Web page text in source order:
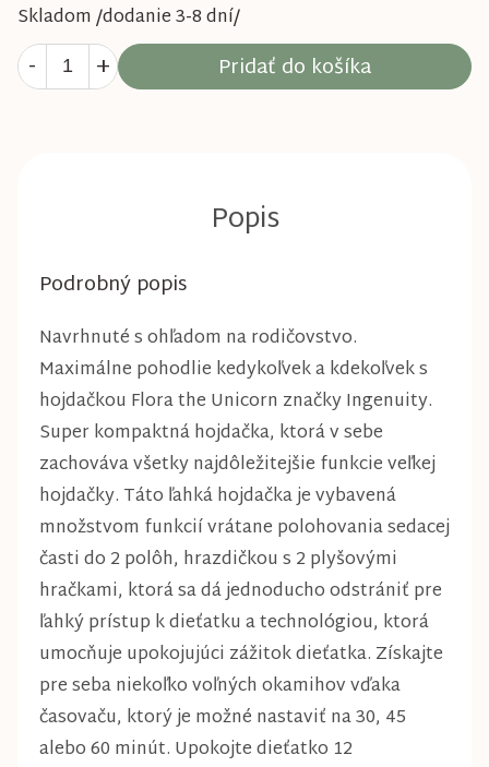
Skladom /dodanie 3-8 dní/
Pridať do košíka
Podrobný popis
Navrhnuté s ohľadom na rodičovstvo.
Maximálne pohodlie kedykoľvek a kdekoľvek s
hojdačkou Flora the Unicorn značky Ingenuity.
Super kompaktná hojdačka, ktorá v sebe
zachováva všetky najdôležitejšie funkcie veľkej
hojdačky. Táto ľahká hojdačka je vybavená
množstvom funkcií vrátane polohovania sedacej
časti do 2 polôh, hrazdičkou s 2 plyšovými
hračkami, ktorá sa dá jednoducho odstrániť pre
ľahký prístup k dieťatku a technológiou, ktorá
umocňuje upokojujúci zážitok dieťatka. Získajte
pre seba niekoľko voľných okamihov vďaka
časovaču, ktorý je možné nastaviť na 30, 45
alebo 60 minút. Upokojte dieťatko 12